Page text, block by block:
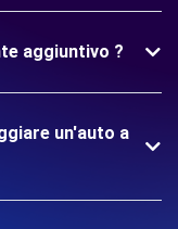
aggiuntivo ?
un'auto a